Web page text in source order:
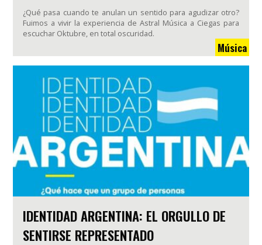
¿Qué pasa cuando te anulan un sentido para agudizar otro?
Fuimos a vivir la experiencia de Astral Música a Ciegas para
escuchar Oktubre, en total oscuridad.
Música
IDENTIDAD ARGENTINA: EL ORGULLO DE
SENTIRSE REPRESENTADO